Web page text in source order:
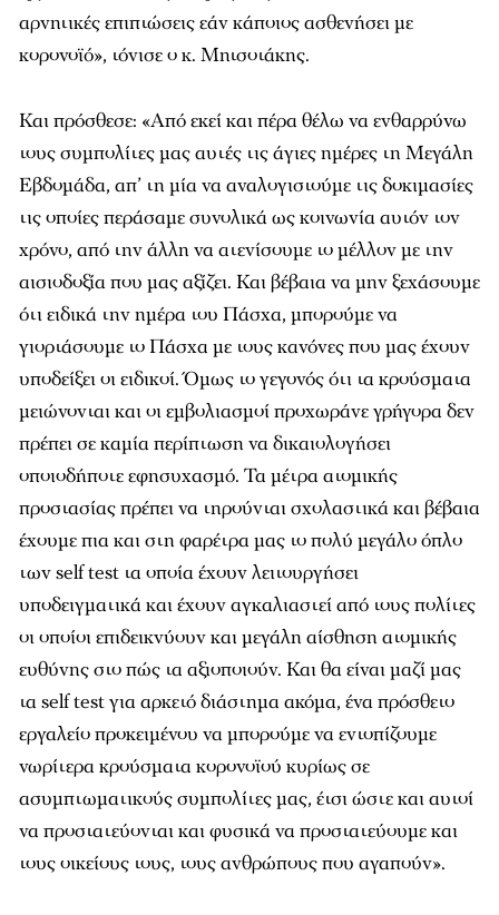
αρνητικές επιπτώσεις εάν κάποιος ασθενήσει με
κορονοϊό», τόνισε ο κ. Μητσοτάκης.
Και πρόσθεσε: «Από εκεί και πέρα θέλω να ενθαρρύνω
τους συμπολίτες μας αυτές τις άγιες ημέρες τη Μεγάλη
Εβδομάδα, απ’ τη μία να αναλογιστούμε τις δοκιμασίες
τις οποίες περάσαμε συνολικά ως κοινωνία αυτόν τον
χρόνο, από την άλλη να ατενίσουμε το μέλλον με την
αισιοδοξία που μας αξίζει. Και βέβαια να μην ξεχάσουμε
ότι ειδικά την ημέρα του Πάσχα, μπορούμε να
γιορτάσουμε το Πάσχα με τους κανόνες που μας έχουν
υποδείξει οι ειδικοί. Όμως το γεγονός ότι τα κρούσματα
μειώνονται και οι εμβολιασμοί προχωράνε γρήγορα δεν
πρέπει σε καμία περίπτωση να δικαιολογήσει
οποιοδήποτε εφησυχασμό. Τα μέτρα ατομικής
προστασίας πρέπει να τηρούνται σχολαστικά και βέβαια
έχουμε πια και στη φαρέτρα μας το πολύ μεγάλο όπλο
των self test τα οποία έχουν λειτουργήσει
υποδειγματικά και έχουν αγκαλιαστεί από τους πολίτες
οι οποίοι επιδεικνύουν και μεγάλη αίσθηση ατομικής
ευθύνης στο πώς τα αξιοποιούν. Και θα είναι μαζί μας
τα self test για αρκετό διάστημα ακόμα, ένα πρόσθετο
εργαλείο προκειμένου να μπορούμε να εντοπίζουμε
νωρίτερα κρούσματα κορονοϊού κυρίως σε
ασυμπτωματικούς συμπολίτες μας, έτσι ώστε και αυτοί
να προστατεύονται και φυσικά να προστατεύουμε και
τους οικείους τους, τους ανθρώπους που αγαπούν».